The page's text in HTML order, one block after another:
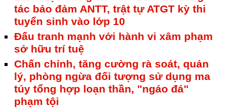
tác bảo đảm ANTT, trật tự ATGT kỳ thi
tuyển sinh vào lớp 10
Đấu tranh mạnh với hành vi xâm phạm
sở hữu trí tuệ
Chấn chỉnh, tăng cường rà soát, quản
lý, phòng ngừa đối tượng sử dụng ma
túy tổng hợp loạn thần, "ngáo đá"
phạm tội